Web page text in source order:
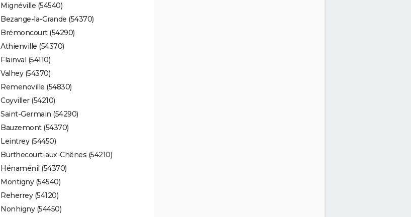
Mignéville (54540)
Bezange-la-Grande (54370)
Brémoncourt (54290)
Athienville (54370)
Flainval (54110)
Valhey (54370)
Remenoville (54830)
Coyviller (54210)
Saint-Germain (54290)
Bauzemont (54370)
Leintrey (54450)
Burthecourt-aux-Chênes (54210)
Hénaménil (54370)
Montigny (54540)
Reherrey (54120)
Nonhigny (54450)